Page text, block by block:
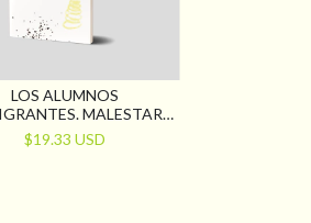
LOS ALUMNOS
MALESTAR
EN LAS AULAS
$19.33 USD